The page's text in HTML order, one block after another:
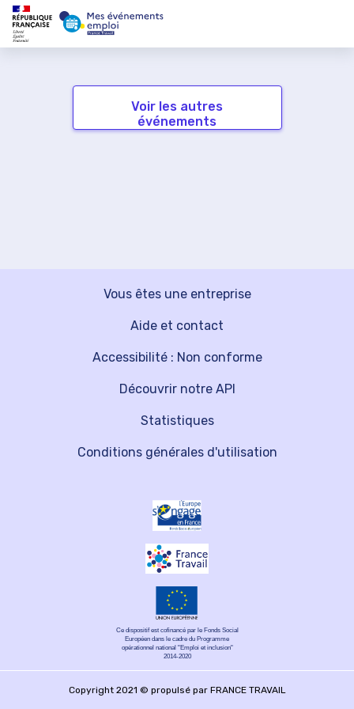
Voir les autres
événements
Vous êtes une entreprise
Découvrir notre API
Aide et contact
Statistiques
Accessibilité : Non conforme
Conditions générales d'utilisation
Ce dispositif est cofinancé par le Fonds Social
Européen dans le cadre du Programme
opérationnel national "Emploi et inclusion"
2014-2020
Copyright 2021 © propulsé par FRANCE TRAVAIL